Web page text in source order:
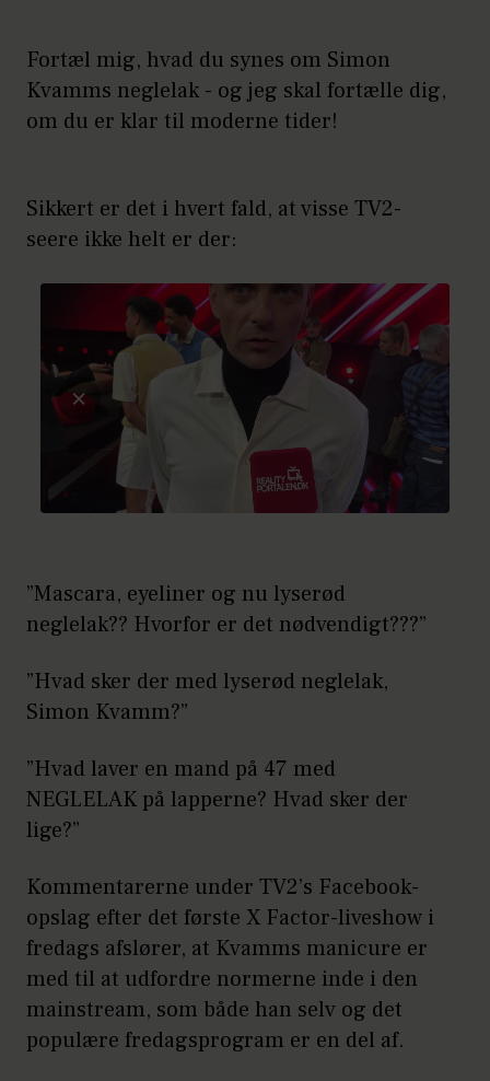
Fortæl mig, hvad du synes om Simon
Kvamms neglelak - og jeg skal fortælle dig,
om du er klar til moderne tider!
Sikkert er det i hvert fald, at visse TV2-
seere ikke helt er der:
”Mascara, eyeliner og nu lyserød
neglelak?? Hvorfor er det nødvendigt???”
”Hvad sker der med lyserød neglelak,
Simon Kvamm?”
”Hvad laver en mand på 47 med
NEGLELAK på lapperne? Hvad sker der
lige?”
Kommentarerne under TV2’s Facebook-
opslag efter det første X Factor-liveshow i
fredags afslører, at Kvamms manicure er
med til at udfordre normerne inde i den
mainstream, som både han selv og det
populære fredagsprogram er en del af.